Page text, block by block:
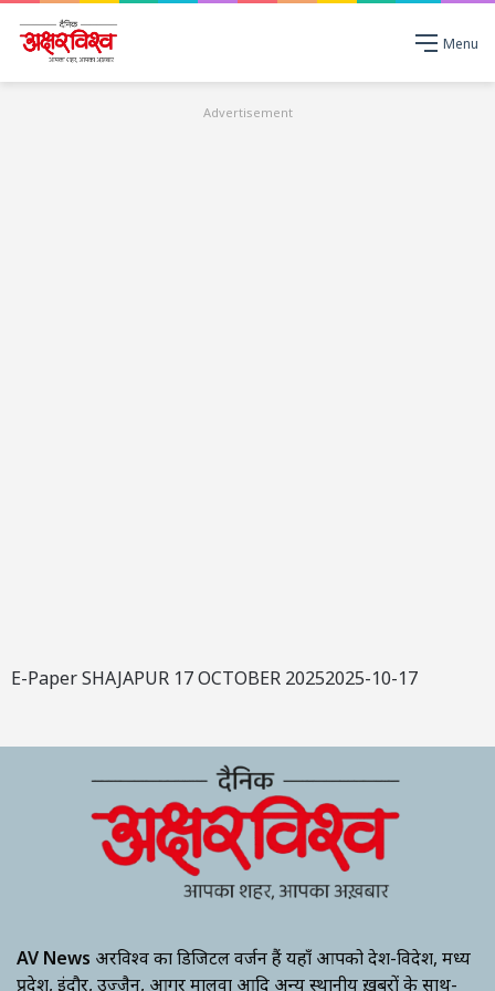
Menu
Advertisement
E-Paper SHAJAPUR 17 OCTOBER 20252025-10-17
AV News अक्षरविश्व का डिजिटल वर्जन हैं यहाँ आपको देश-विदेश, मध्य
प्रदेश, इंदौर, उज्जैन, आगर मालवा आदि अन्य स्थानीय ख़बरों के साथ-